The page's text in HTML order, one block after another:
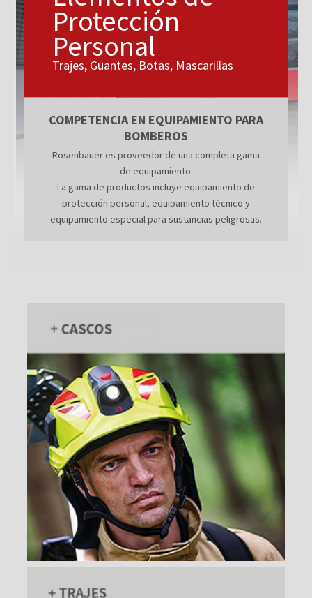
Protección
Personal
Trajes, Guantes, Botas, Mascarillas
COMPETENCIA EN EQUIPAMIENTO PARA
BOMBEROS
Rosenbauer es proveedor de una completa gama
de equipamiento.
La gama de productos incluye equipamiento de
protección personal, equipamiento técnico y
equipamiento especial para sustancias peligrosas.